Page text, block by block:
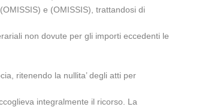
e (OMISSIS), trattandosi di
non dovute per gli importi eccedenti le
ritenendo la nullita’ degli atti per
integralmente il ricorso. La